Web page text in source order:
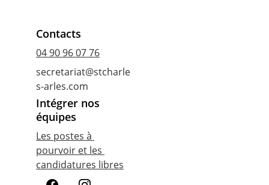
Contacts
04 90 96 07 76
secretariat@stcharle
s-arles.com
Intégrer nos
équipes
Les postes à
pourvoir et les
candidatures libres